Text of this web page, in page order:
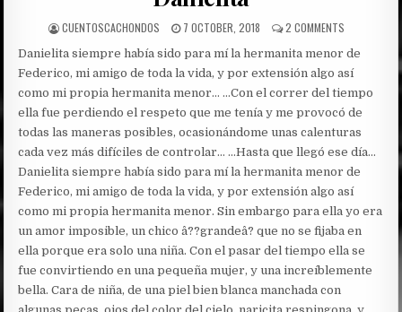
AUTHOR:
CUENTOSCACHONDOS
PUBLISHED
7 OCTOBER, 2018 2 COMMENTS
Danielita siempre había sido para mí la hermanita menor de
Federico, mi amigo de toda la vida, y por extensión algo así
como mi propia hermanita menor… …Con el correr del tiempo
ella fue perdiendo el respeto que me tenía y me provocó de
todas las maneras posibles, ocasionándome unas calenturas
cada vez más difíciles de controlar… …Hasta que llegó ese día…
Danielita siempre había sido para mí la hermanita menor de
Federico, mi amigo de toda la vida, y por extensión algo así
como mi propia hermanita menor. Sin embargo para ella yo era
un amor imposible, un chico â??grandeâ? que no se fijaba en
ella porque era solo una niña. Con el pasar del tiempo ella se
fue convirtiendo en una pequeña mujer, y una increíblemente
bella. Cara de niña, de una piel bien blanca manchada con